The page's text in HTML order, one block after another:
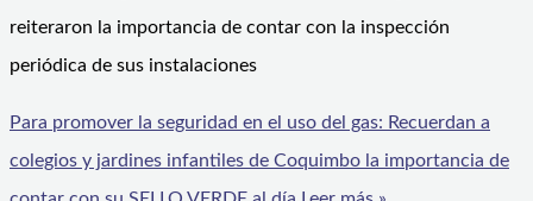
reiteraron la importancia de contar con la inspección
periódica de sus instalaciones
Para promover la seguridad en el uso del gas: Recuerdan a
colegios y jardines infantiles de Coquimbo la importancia de